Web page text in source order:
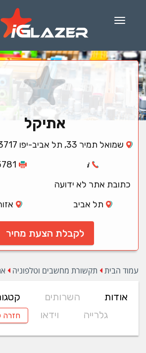
Menu
אתיקל
שמואל תמיר 33, תל אביב-יפו 6963717
כתובת אתר לא ידועה
תל אביב
לקבלת הצעת מחיר
עמוד הבית תקשורת מחשבים וטלפוניה
אודות השרותים
גלרייה
וידאו חזרה